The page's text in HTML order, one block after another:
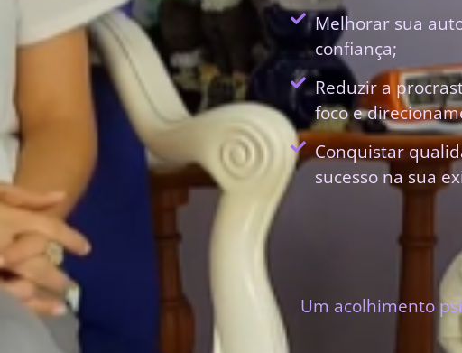
Melhorar sua
confiança;
Reduzir a
foco e
Conquistar
sucesso na sua
Um acolhimento